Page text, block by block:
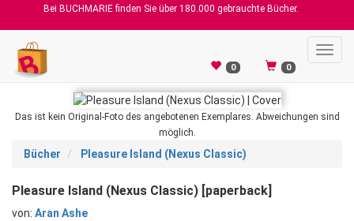
Bei BUCHMARIE finden Sie über 180.000 gebrauchte Bücher.
0 0
Das ist kein Original-Foto des angebotenen Exemplares. Abweichungen sind
möglich.
Bücher Pleasure Island (Nexus Classic)
Pleasure Island (Nexus Classic) [paperback]
von: Aran Ashe